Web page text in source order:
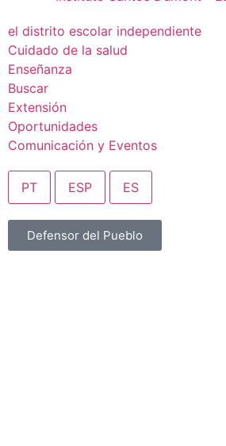
el distrito escolar independiente
Cuidado de la salud
Enseñanza
Buscar
Extensión
Oportunidades
Comunicación y Eventos
PT ESP ES
Defensor del Pueblo